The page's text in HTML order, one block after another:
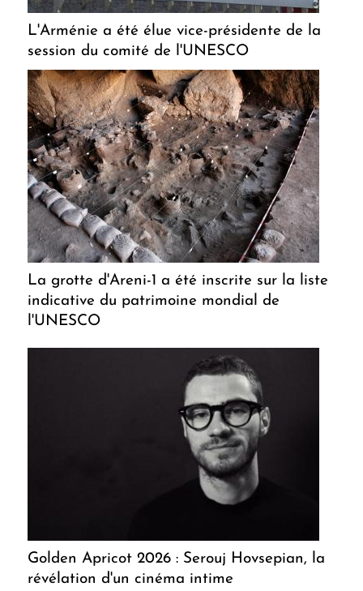
L'Arménie a été élue vice-présidente de la
session du comité de l'UNESCO
La grotte d'Areni-1 a été inscrite sur la liste
indicative du patrimoine mondial de
l'UNESCO
Golden Apricot 2026 : Serouj Hovsepian, la
révélation d'un cinéma intime